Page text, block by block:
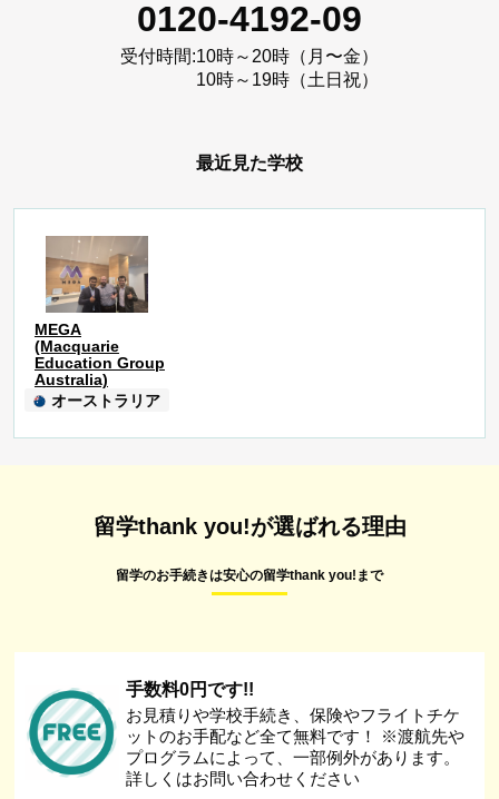
0120-4192-09
受付時間:10時～20時（月〜金）
10時～19時（土日祝）
最近見た学校
MEGA
(Macquarie
Education Group
Australia)
オーストラリア
留学thank you!が選ばれる理由
留学のお手続きは安心の留学thank you!まで
手数料0円です!!
お見積りや学校手続き、保険やフライトチケ
ットのお手配など全て無料です！ ※渡航先や
プログラムによって、一部例外があります。
詳しくはお問い合わせください